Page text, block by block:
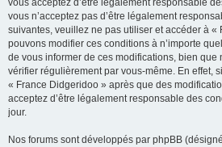
vous acceptez d’être légalement responsable
vous n’acceptez pas d’être légalement
suivantes, veuillez ne pas utiliser et accéder à «
pouvons modifier ces conditions à n’importe
de vous informer de ces modifications, bien que
vérifier régulièrement par vous-même. En effet,
« France Didgeridoo » après que des
acceptez d’être légalement responsable des
jour.
Nos forums sont développés par phpBB